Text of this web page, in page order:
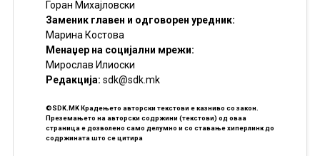
Горан Михајловски
Заменик главен и одговорен уредник:
Марина Костова
Менаџер на социјални мрежи:
Мирослав Илиоски
Редакцијa: sdk@sdk.mk
©SDK.MK Крадењето авторски текстови е казниво со закон.
Преземањето на авторски содржини (текстови) од оваа
страница е дозволено само делумно и со ставање хиперлинк до
содржината што се цитира